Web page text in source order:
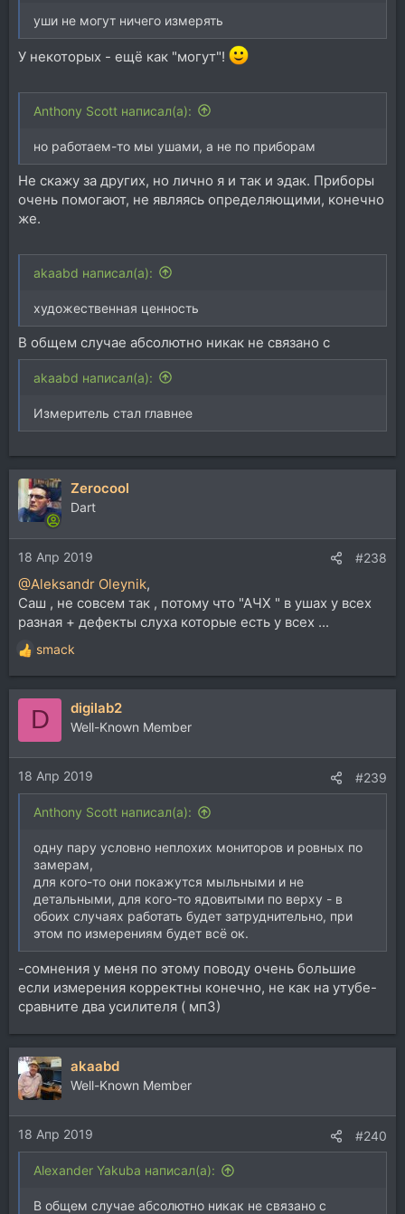
уши не могут ничего измерять
У некоторых - ещё как "могут"!
Anthony Scott написал(а):
но работаем-то мы ушами, а не по приборам
Не скажу за других, но лично я и так и эдак. Приборы
очень помогают, не являясь определяющими, конечно
же.
akaabd написал(а):
художественная ценность
В общем случае абсолютно никак не связано с
akaabd написал(а):
Измеритель стал главнее
Zerocool
Dart
18 Апр 2019 #238
@Aleksandr Oleynik,
Саш , не совсем так , потому что "АЧХ " в ушах у всех
разная + дефекты слуха которые есть у всех ...
Р
е
а
и
и
:
smack
D digilab2
Well-Known Member
18 Апр 2019 #239
Anthony Scott написал(а):
одну пару условно неплохих мониторов и ровных по
замерам,
для кого-то они покажутся мыльными и не
детальными, для кого-то ядовитыми по верху - в
обоих случаях работать будет затруднительно, при
этом по измерениям будет всё ок.
-сомнения у меня по этому поводу очень большие
если измерения корректны конечно, не как на утубе-
сравните два усилителя ( мп3)
akaabd
Well-Known Member
18 Апр 2019 #240
Alexander Yakuba написал(а):
В общем случае абсолютно никак не связано с